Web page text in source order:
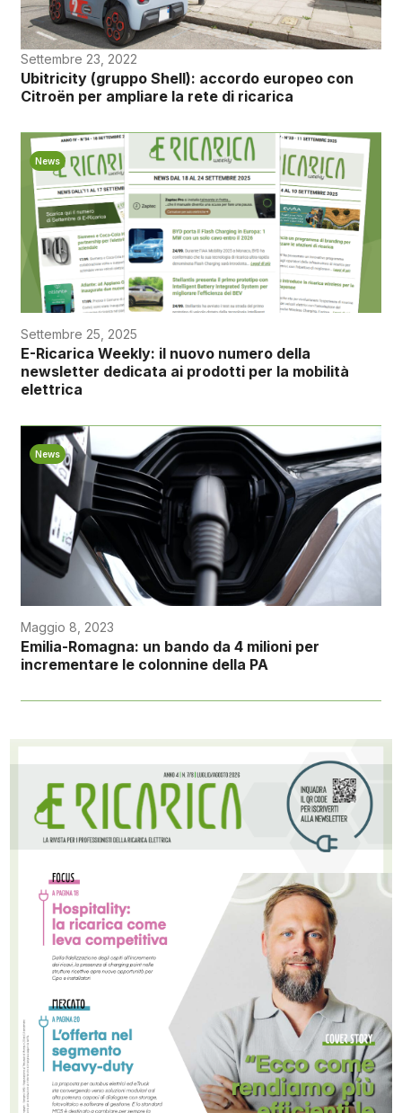
Settembre 23, 2022
Ubitricity (gruppo Shell): accordo europeo con
Citroën per ampliare la rete di ricarica
News
Settembre 25, 2025
E-Ricarica Weekly: il nuovo numero della
newsletter dedicata ai prodotti per la mobilità
elettrica
News
Maggio 8, 2023
Emilia-Romagna: un bando da 4 milioni per
incrementare le colonnine della PA